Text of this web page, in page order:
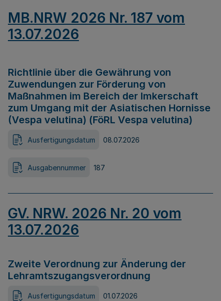
MB.NRW 2026 Nr. 187 vom
13.07.2026
Richtlinie über die Gewährung von
Zuwendungen zur Förderung von
Maßnahmen im Bereich der Imkerschaft
zum Umgang mit der Asiatischen Hornisse
(Vespa velutina) (FöRL Vespa velutina)
Ausfertigungsdatum 08.07.2026
Ausgabennummer 187
GV. NRW. 2026 Nr. 20 vom
13.07.2026
Zweite Verordnung zur Änderung der
Lehramtszugangsverordnung
Ausfertigungsdatum 01.07.2026